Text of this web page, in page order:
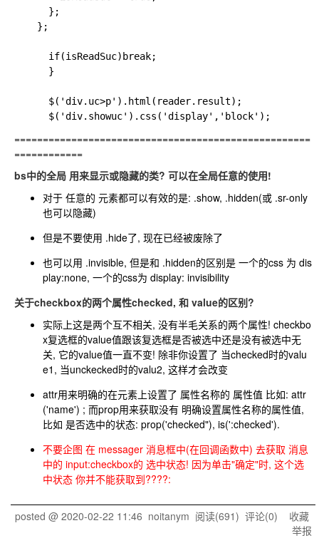
      }
      $('div.uc>p').html(reader.result);
====================================================
============
bs中的全局 用来显示或隐藏的类? 可以在全局任意的使用!
对于 任意的 元素都可以有效的是: .show, .hidden(或 .sr-only
也可以隐藏)
但是不要使用 .hide了, 现在已经被废除了
也可以用 .invisible, 但是和 .hidden的区别是 一个的css 为 dis
play:none, 一个的css为 display: invisibility
关于checkbox的两个属性checked, 和 value的区别?
实际上这是两个互不相关, 没有半毛关系的两个属性! checkbo
x复选框的value值跟该复选框是否被选中还是没有被选中无
关, 它的value值一直不变! 除非你设置了 当checked时的valu
e1, 当unckecked时的valu2, 这样才会改变
attr用来明确的在元素上设置了 属性名称的 属性值 比如: attr
('name') ; 而prop用来获取没有 明确设置属性名称的属性值,
比如 是否选中的状态: prop('checked"), is(':checked').
不要企图 在 messager 消息框中(在回调函数中) 去获取 消息
中的 input:checkbox的 选中状态! 因为单击"确定"时, 这个选
中状态 你并不能获取到????:
posted @ 2020-02-22 11:46 noitanym 阅读(691) 评论(0) 收藏
举报